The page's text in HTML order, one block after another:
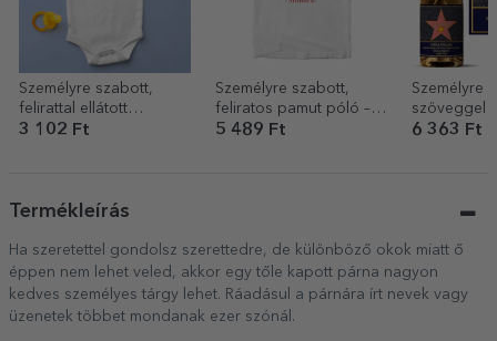
Személyre szabott,
felirattal ellátott
gyermekbody – Cool
3 102 Ft
Személyre szabott,
feliratos pamut póló –
Coffee
5 489 Ft
Személyre
szöveggel
pezsgő – A
6 363 Ft
Termékleírás
Ha szeretettel gondolsz szerettedre, de különböző okok miatt ő
éppen nem lehet veled, akkor egy tőle kapott párna nagyon
kedves személyes tárgy lehet. Ráadásul a párnára írt nevek vagy
üzenetek többet mondanak ezer szónál.